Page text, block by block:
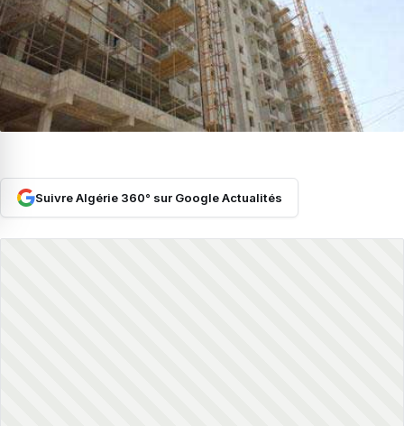
Suivre Algérie 360° sur Google Actualités